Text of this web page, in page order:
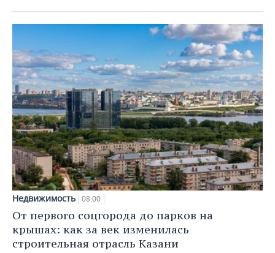
Недвижимость 08:00
От первого соцгорода до парков на
крышах: как за век изменилась
строительная отрасль Казани